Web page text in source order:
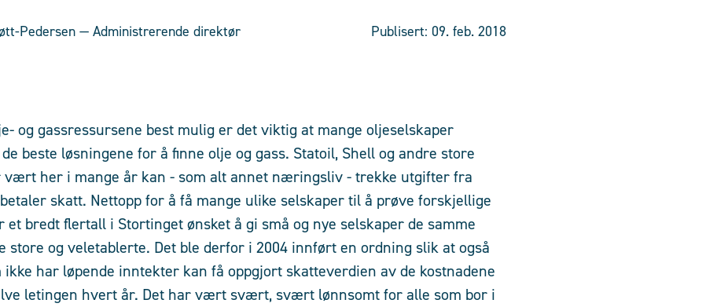
Pedersen — Administrerende direktør Publisert: 09. feb. 2018
og gassressursene best mulig er det viktig at mange oljeselskaper
beste løsningene for å finne olje og gass. Statoil, Shell og andre store
vært her i mange år kan - som alt annet næringsliv - trekke utgifter fra
skatt. Nettopp for å få mange ulike selskaper til å prøve forskjellige
et bredt flertall i Stortinget ønsket å gi små og nye selskaper de samme
store og veletablerte. Det ble derfor i 2004 innført en ordning slik at også
ikke har løpende inntekter kan få oppgjort skatteverdien av de kostnadene
letingen hvert år. Det har vært svært, svært lønnsomt for alle som bor i